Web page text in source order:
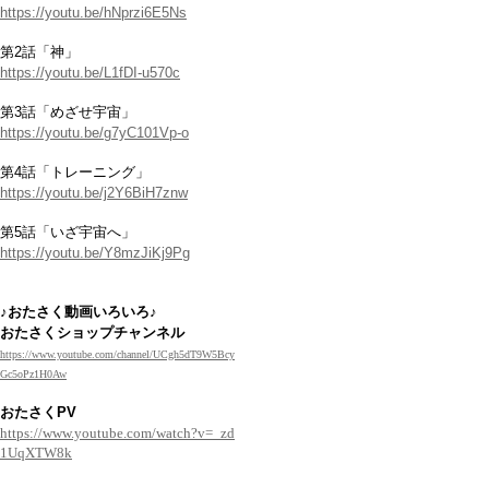
https://youtu.be/hNprzi6E5Ns
第2話「神」
https://youtu.be/L1fDI-u570c
第3話「めざせ宇宙」
https://youtu.be/g7yC101Vp-o
第4話「トレーニング」
https://youtu.be/j2Y6BiH7znw
第5話「いざ宇宙へ」
https://youtu.be/Y8mzJiKj9Pg
♪おたさく動画いろいろ♪
おたさくショップチャンネル
https://www.youtube.com/channel/UCgh5dT9W5Bcy
Gc5oPz1H0Aw
おたさくPV
https://www.youtube.com/watch?v=_zd
1UqXTW8k